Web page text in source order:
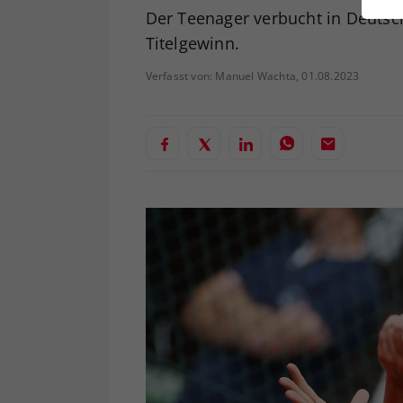
Der Teenager verbucht in
Titelgewinn.
Verfasst von: Manuel Wachta, 01.08.2023